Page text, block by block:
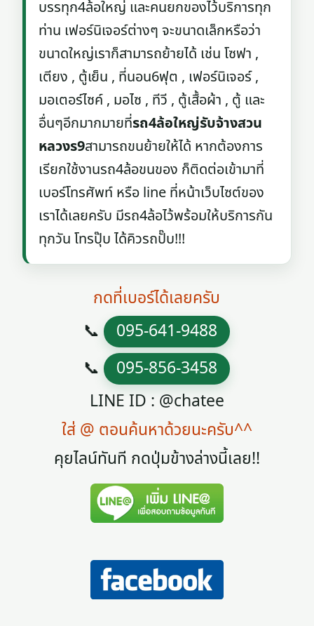
บรรทุก4ล้อใหญ่ และคนยกของไว้บริการทุก
ท่าน เฟอร์นิเจอร์ต่างๆ จะขนาดเล็กหรือว่า
ขนาดใหญ่เราก็สามารถย้ายได้ เช่น โซฟา ,
เตียง , ตู้เย็น , ที่นอน6ฟุต , เฟอร์นิเจอร์ ,
มอเตอร์ไซค์ , มอไซ , ทีวี , ตู้เสื้อผ้า , ตู้ และ
อื่นๆอีกมากมายที่รถ4ล้อใหญ่รับจ้างสวน
หลวงร9สามารถขนย้ายให้ได้ หากต้องการ
เรียกใช้งานรถ4ล้อขนของ ก็ติดต่อเข้ามาที่
เบอร์โทรศัพท์ หรือ line ที่หน้าเว็บไซต์ของ
เราได้เลยครับ มีรถ4ล้อไว้พร้อมให้บริการกัน
ทุกวัน โทรปุ๊บ ได้คิวรถปั๊บ!!!
กดที่เบอร์ได้เลยครับ
📞 095-641-9488
📞 095-856-3458
LINE ID : @chatee
ใส่ @ ตอนค้นหาด้วยนะครับ^^
คุยไลน์ทันที กดปุ่มข้างล่างนี้เลย!!